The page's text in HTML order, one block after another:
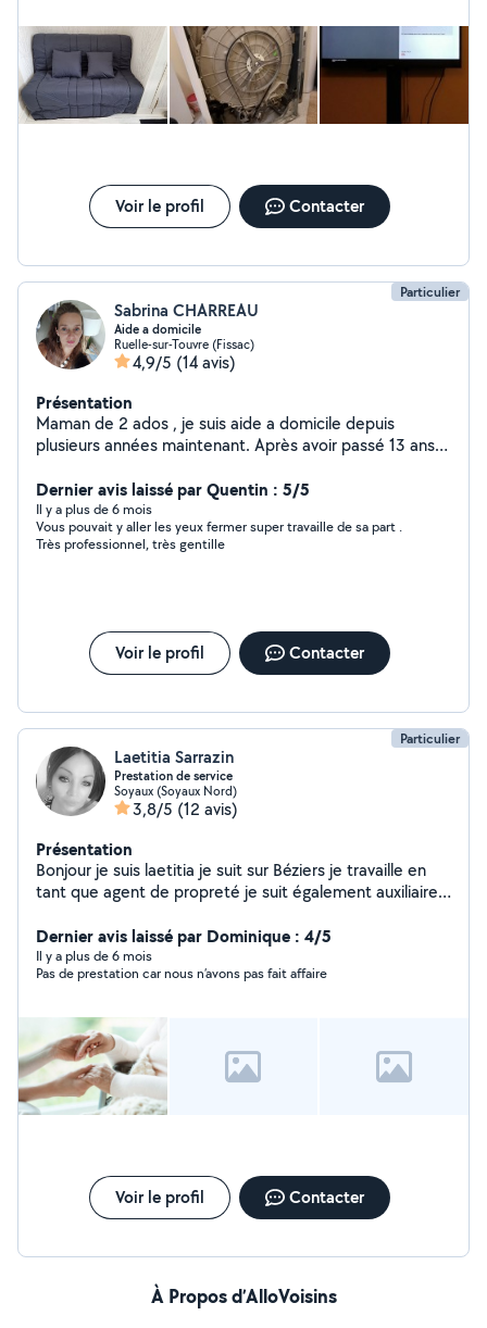
Voir le profil Contacter
Particulier
Sabrina CHARREAU
Aide a domicile
Ruelle-sur-Touvre (Fissac)
4,9/5 (14 avis)
Présentation
Maman de 2 ados , je suis aide a domicile depuis
plusieurs années maintenant. Après avoir passé 13 ans
Dernier avis laissé par Quentin : 5/5
Il y a plus de 6 mois
Vous pouvait y aller les yeux fermer super travaille de sa part .
Très professionnel, très gentille
Voir le profil Contacter
Particulier
Laetitia Sarrazin
Prestation de service
Soyaux (Soyaux Nord)
3,8/5 (12 avis)
Présentation
Bonjour je suis laetitia je suit sur Béziers je travaille en
tant que agent de propreté je suit également auxiliaire
satisfaire chaque demande..n'hésitez pas a me
contacter
Dernier avis laissé par Dominique : 4/5
Il y a plus de 6 mois
Pas de prestation car nous n’avons pas fait affaire
Voir le profil Contacter
À Propos d’AlloVoisins